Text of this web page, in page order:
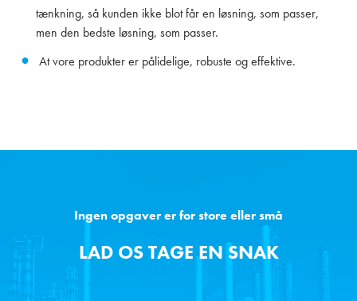
tænkning, så kunden ikke blot får en løsning, som passer,
men den bedste løsning, som passer.
At vore produkter er pålidelige, robuste og effektive.
Ingen opgaver er for store eller små
LAD OS TAGE EN SNAK